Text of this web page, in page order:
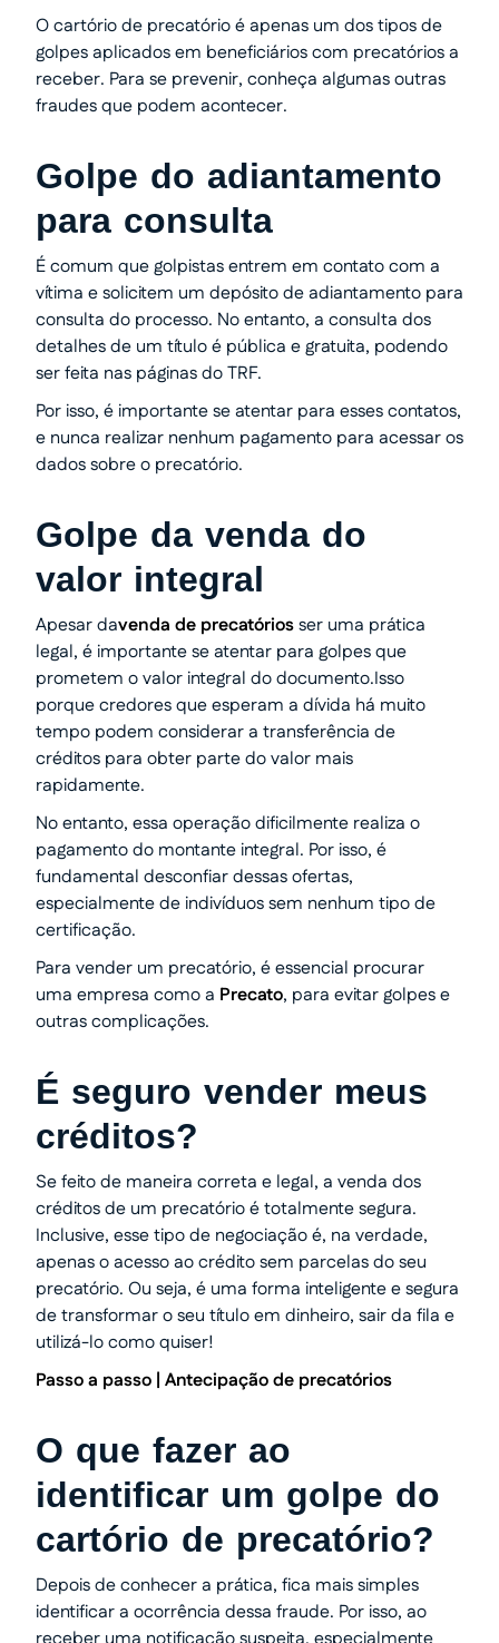
O cartório de precatório é apenas um dos tipos de
golpes aplicados em beneficiários com precatórios a
receber. Para se prevenir, conheça algumas outras
fraudes que podem acontecer.
Golpe do adiantamento
para consulta
É comum que golpistas entrem em contato com a
vítima e solicitem um depósito de adiantamento para
consulta do processo. No entanto, a consulta dos
detalhes de um título é pública e gratuita, podendo
ser feita nas páginas do TRF.
Por isso, é importante se atentar para esses contatos,
e nunca realizar nenhum pagamento para acessar os
dados sobre o precatório.
Golpe da venda do
valor integral
Apesar davenda de precatóriosser uma prática
legal, é importante se atentar para golpes que
prometem o valor integral do documento.Isso
porque credores que esperam a dívida há muito
tempo podem considerar a transferência de
créditos para obter parte do valor mais
rapidamente.
No entanto, essa operação dificilmente realiza o
pagamento do montante integral. Por isso, é
fundamental desconfiar dessas ofertas,
especialmente de indivíduos sem nenhum tipo de
certificação.
Para vender um precatório, é essencial procurar
uma empresa como a Precato, para evitar golpes e
outras complicações.
É seguro vender meus
créditos?
Se feito de maneira correta e legal, a venda dos
créditos de um precatório é totalmente segura.
Inclusive, esse tipo de negociação é, na verdade,
apenas o acesso ao crédito sem parcelas do seu
precatório. Ou seja, é uma forma inteligente e segura
de transformar o seu título em dinheiro, sair da fila e
utilizá-lo como quiser!
Passo a passo | Antecipação de precatórios
O que fazer ao
identificar um golpe do
cartório de precatório?
Depois de conhecer a prática, fica mais simples
identificar a ocorrência dessa fraude. Por isso, ao